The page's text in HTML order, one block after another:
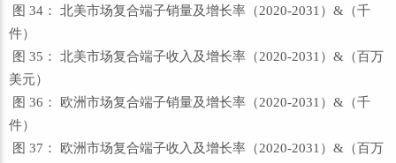
图 34： 北美市场复合端子销量及增长率（2020-2031）&（千
件）
图 35： 北美市场复合端子收入及增长率（2020-2031）&（百万
美元）
图 36： 欧洲市场复合端子销量及增长率（2020-2031）&（千
件）
图 37： 欧洲市场复合端子收入及增长率（2020-2031）&（百万